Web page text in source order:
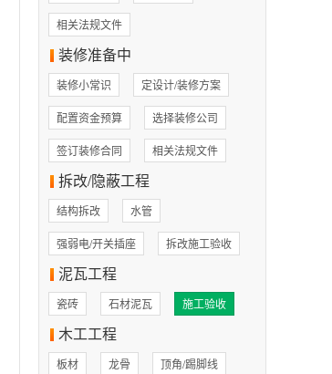
相关法规文件
装修准备中
装修小常识 定设计/装修方案
配置资金预算 选择装修公司
签订装修合同 相关法规文件
拆改/隐蔽工程
结构拆改 水管
强弱电/开关插座 拆改施工验收
泥瓦工程
瓷砖 石材泥瓦 施工验收
木工工程
板材 龙骨 顶角/踢脚线